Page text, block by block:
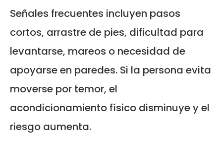
Señales frecuentes incluyen pasos
cortos, arrastre de pies, dificultad para
levantarse, mareos o necesidad de
apoyarse en paredes. Si la persona evita
moverse por temor, el
acondicionamiento físico disminuye y el
riesgo aumenta.